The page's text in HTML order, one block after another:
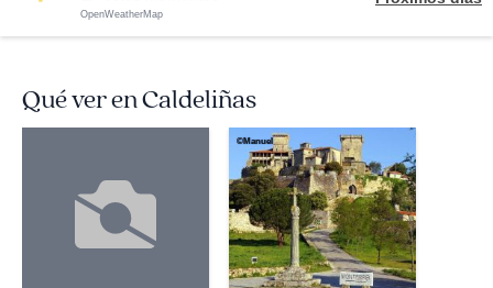
OpenWeatherMap
Qué ver en Caldeliñas
©Manuel